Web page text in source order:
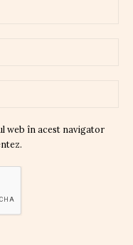
web în acest navigator